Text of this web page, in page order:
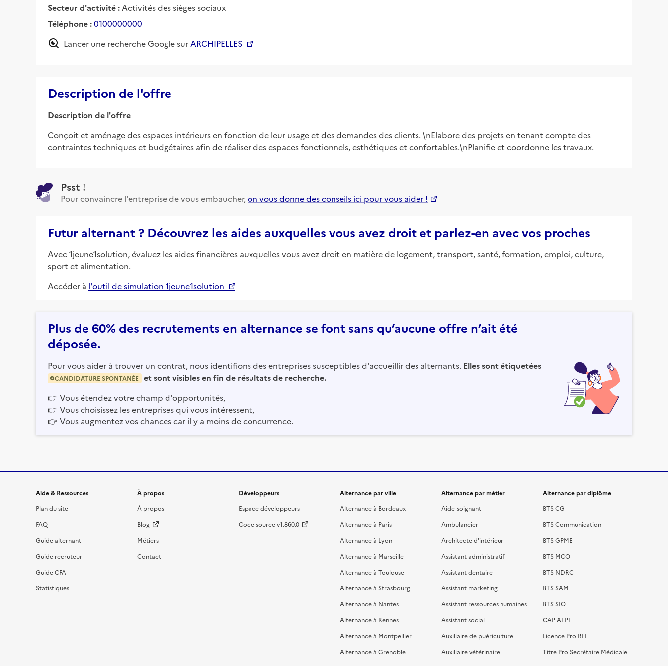
Secteur d'activité : Activités des sièges sociaux
Téléphone :0100000000
Lancer une recherche Google sur ARCHIPELLES
Description de l'offre
Description de l'offre
Conçoit et aménage des espaces intérieurs en fonction de leur usage et des demandes des clients. \nElabore des projets en tenant compte des
contraintes techniques et budgétaires afin de réaliser des espaces fonctionnels, esthétiques et confortables.\nPlanifie et coordonne les travaux.
Psst !
Pour convaincre l'entreprise de vous embaucher,on vous donne des conseils ici pour vous aider !
Futur alternant ? Découvrez les aides auxquelles vous avez droit et parlez-en avec vos proches
Avec 1jeune1solution, évaluez les aides financières auxquelles vous avez droit en matière de logement, transport, santé, formation, emploi, culture,
sport et alimentation.
Accéder à l'outil de simulation 1jeune1solution
Plus de 60% des recrutements en alternance se font sans qu’aucune offre n’ait été
déposée.
Pour vous aider à trouver un contrat, nous identifions des entreprises susceptibles d'accueillir des alternants. Elles sont étiquetées
CANDIDATURE SPONTANÉE
et sont visibles en fin de résultats de recherche.
👉 Vous étendez votre champ d'opportunités,
👉 Vous choisissez les entreprises qui vous intéressent,
👉 Vous augmentez vos chances car il y a moins de concurrence.
Informations et liens du site
Aide & Ressources
Plan du site
FAQ
Guide alternant
Guide recruteur
Guide CFA
Statistiques
À propos
À propos
Blog
Métiers
Contact
Développeurs
Espace développeurs
Code source v1.860.0
Alternance par ville
Alternance à Bordeaux
Alternance à Paris
Alternance à Lyon
Alternance à Marseille
Alternance à Toulouse
Alternance à Strasbourg
Alternance à Nantes
Alternance à Rennes
Alternance à Montpellier
Alternance à Grenoble
Alternance par métier
Aide-soignant
Ambulancier
Architecte d'intérieur
Assistant administratif
Assistant dentaire
Assistant marketing
Assistant ressources humaines
Assistant social
Auxiliaire de puériculture
Auxiliaire vétérinaire
Alternance par diplôme
BTS CG
BTS Communication
BTS GPME
BTS MCO
BTS NDRC
BTS SAM
BTS SIO
CAP AEPE
Licence Pro RH
Titre Pro Secrétaire Médicale